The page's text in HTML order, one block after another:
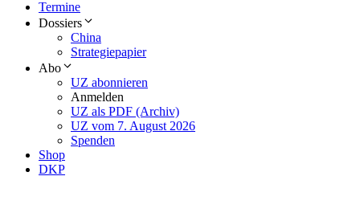
Termine
Dossiers
China
Strategiepapier
Abo
UZ abonnieren
Anmelden
UZ als PDF (Archiv)
UZ vom 7. August 2026
Spenden
Shop
DKP